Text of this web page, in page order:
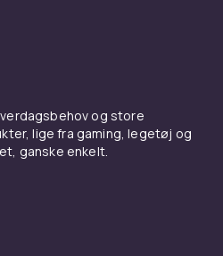
og store
lige fra gaming, legetøj og
ganske enkelt.